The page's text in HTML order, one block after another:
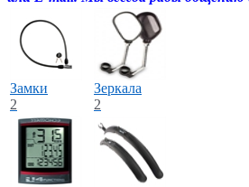
Замки
2
Зеркала
2